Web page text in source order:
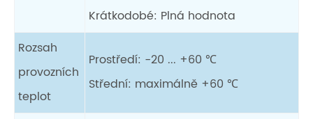
Krátkodobé: Plná hodnota
Rozsah
provozních
teplot
Prostředí: -20 ... +60 ℃
Střední: maximálně +60 ℃